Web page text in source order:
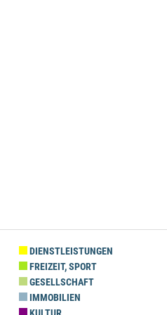
DIENSTLEISTUNGEN
FREIZEIT, SPORT
GESELLSCHAFT
IMMOBILIEN